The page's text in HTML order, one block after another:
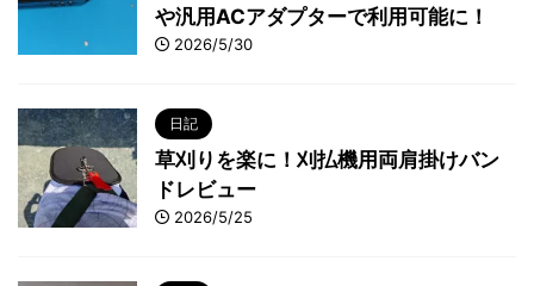
や汎用ACアダプターで利用可能に！
2026/5/30
日記
草刈りを楽に！刈払機用両肩掛けバン
ドレビュー
2026/5/25